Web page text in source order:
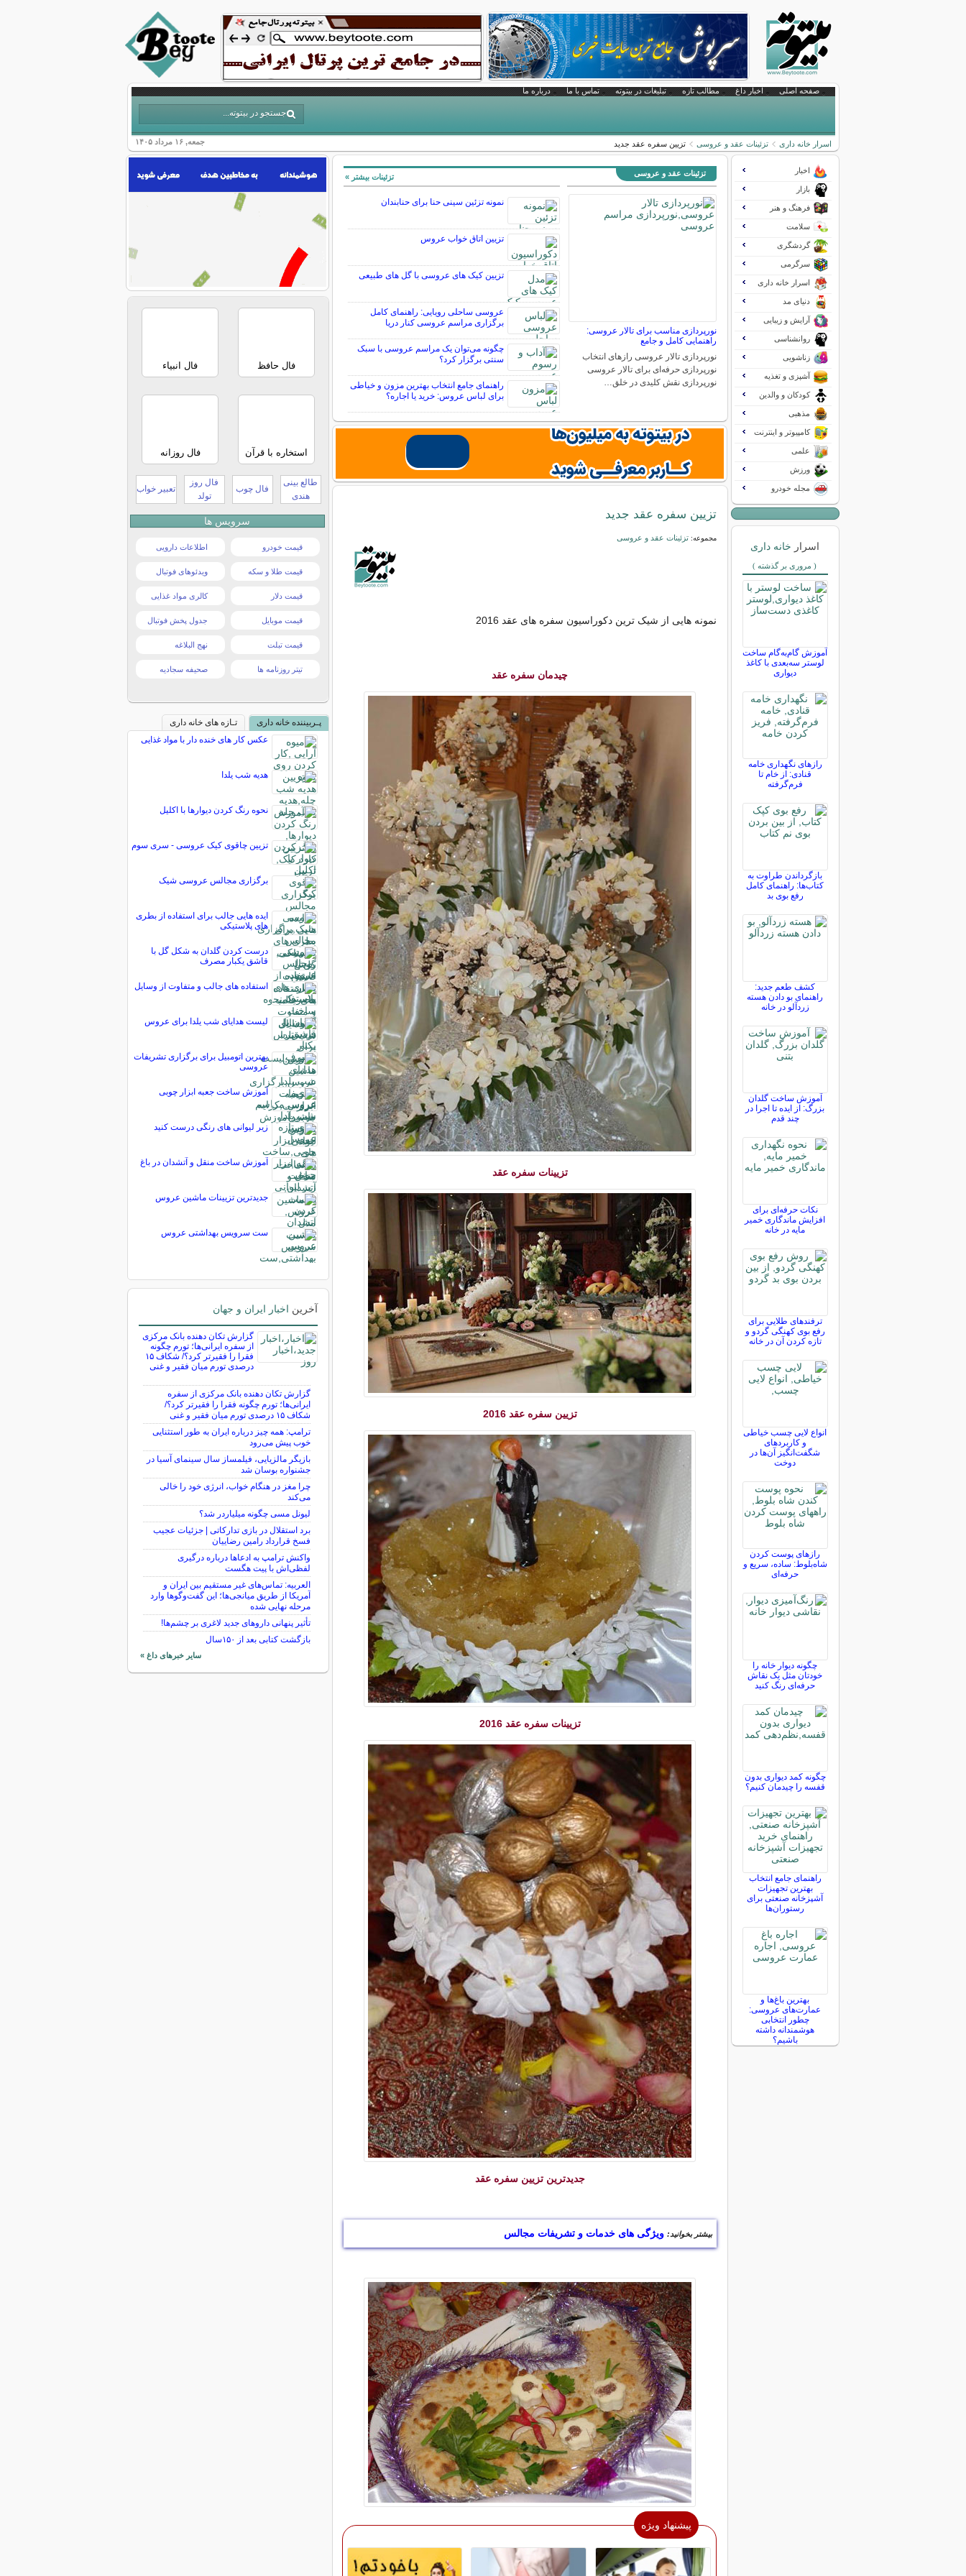
صفحه اصلی اخبار داغ مطالب تازه تبلیغات در بیتوته تماس با ما درباره ما
جمعه, ۱۶ مرداد ۱۴۰۵ اسرار خانه داری تزئینات عقد و عروسی تزیین سفره عقد جدید
تزئینات عقد و عروسی
نورپردازی مناسب برای تالار عروسی:
راهنمایی کامل و جامع
نورپردازی تالار عروسی رازهای انتخاب
نورپردازی حرفه‌ای برای تالار عروسی
نورپردازی نقش کلیدی در خلق…
نمونه تزئین سینی حنا برای حنابندان
تزیین اتاق خواب عروس
تزیین کیک های عروسی با گل های طبیعی
عروسی ساحلی رویایی: راهنمای کامل
برگزاری مراسم عروسی کنار دریا
چگونه می‌توان یک مراسم عروسی با سبک
سنتی برگزار کرد؟
راهنمای جامع انتخاب بهترین مزون و خیاطی
برای لباس عروس: خرید یا اجاره؟
تزئینات بیشتر »
تزیین سفره عقد جدید
مجموعه:تزئینات عقد و عروسی
نمونه هایی از شیک ترین دکوراسیون سفره های عقد 2016
چیدمان سفره عقد
تزیینات سفره عقد
تزیین سفره عقد 2016
تزیینات سفره عقد 2016
جدیدترین تزیین سفره عقد
بیشتر بخوانید: ویژگی های خدمات و تشریفات مجالس
پیشنهاد ویژه
اخبار
بازار
فرهنگ و هنر
سلامت
گردشگری
سرگرمی
اسرار خانه داری
دنیای مد
آرایش و زیبایی
روانشناسی
زناشویی
آشپزی و تغذیه
کودکان و والدین
مذهبی
کامپیوتر و اینترنت
علمی
ورزش
مجله خودرو
اسرار خانه داری
( مروری بر گذشته )
آموزش گام‌به‌گام ساخت
لوستر سه‌بعدی با کاغذ
دیواری
رازهای نگهداری خامه
قنادی: از خام تا
فرم‌گرفته
بازگرداندن طراوت به
کتاب‌ها: راهنمای کامل
رفع بوی بد
کشف طعم جدید:
راهنمای بو دادن هسته
زردآلو در خانه
آموزش ساخت گلدان
بزرگ: از ایده تا اجرا در
چند قدم
نکات حرفه‌ای برای
افزایش ماندگاری خمیر
مایه در خانه
ترفندهای طلایی برای
رفع بوی کهنگی گردو و
تازه کردن آن در خانه
انواع لایی چسب خیاطی
و کاربردهای
شگفت‌انگیز آن‌ها در
دوخت
رازهای پوست کردن
شاه‌بلوط: ساده، سریع و
حرفه‌ای
چگونه دیوار خانه را
خودتان مثل یک نقاش
حرفه‌ای رنگ کنید
چگونه کمد دیواری بدون
قفسه را چیدمان کنیم؟
راهنمای جامع انتخاب
بهترین تجهیزات
آشپزخانه صنعتی برای
رستوران‌ها
بهترین باغ‌ها و
عمارت‌های عروسی:
چطور انتخابی
هوشمندانه داشته
باشیم؟
فال حافظ فال انبیاء
استخاره با قرآن فال روزانه
طالع بینی
هندی
فال چوب
فال روز
تولد
تعبیر خواب
سرویس ها
قیمت خودرو اطلاعات دارویی
قیمت طلا و سکه ویدئوهای فوتبال
قیمت دلار کالری مواد غذایی
قیمت موبایل جدول پخش فوتبال
قیمت تبلت نهج البلاغه
تیتر روزنامه ها صحیفه سجادیه
پـربیننده خانه داری
تـازه های خانه داری
عکس کار های خنده دار با مواد غذایی
هدیه شب یلدا
نحوه رنگ کردن دیوارها با اکلیل
تزیین چاقوی کیک عروسی - سری سوم
برگزاری مجالس عروسی شیک
ایده هایی جالب برای استفاده از بطری
های پلاستیکی
درست کردن گلدان به شکل گل با
قاشق یکبار مصرف
استفاده های جالب و متفاوت از وسایل
لیست هدایای شب یلدا برای عروس
بهترین اتومبیل برای برگزاری تشریفات
عروسی
آموزش ساخت جعبه ابزار چوبی
زیر لیوانی های رنگی درست کنید
آموزش ساخت منقل و آتشدان در باغ
جدیدترین تزیینات ماشین عروس
ست سرویس بهداشتی عروس
آخرین اخبار ایران و جهان
گزارش تکان‌ دهنده بانک مرکزی
از سفره ایرانی‌ها؛ تورم چگونه
فقرا را فقیرتر کرد؟/ شکاف ۱۵
درصدی تورم میان فقیر و غنی
گزارش تکان‌ دهنده بانک مرکزی از سفره
ایرانی‌ها؛ تورم چگونه فقرا را فقیرتر کرد؟/
شکاف ۱۵ درصدی تورم میان فقیر و غنی
ترامپ: همه چیز درباره ایران به طور استثنایی
خوب پیش می‌رود
بازیگر مالزیایی، فیلمساز سال سینمای آسیا در
جشنواره بوسان شد
چرا مغز در هنگام خواب، انرژی خود را خالی
می‌کند
لیونل مسی چگونه میلیاردر شد؟
برد استقلال در بازی تدارکاتی | جزئیات عجیب
فسخ قرارداد رامین رضاییان
واکنش ترامپ به ادعاها درباره درگیری
لفظی‌اش با پیت هگست
العربیه: تماس‌های غیر مستقیم بین ایران و
آمریکا از طریق میانجی‌ها؛ این گفت‌و‌گو‌ها وارد
مرحله نهایی شده
تأثیر پنهانی داروهای جدید لاغری بر چشم‌ها!
بازگشت کتابی بعد از ۱۵۰سال
سایر خبرهای داغ »